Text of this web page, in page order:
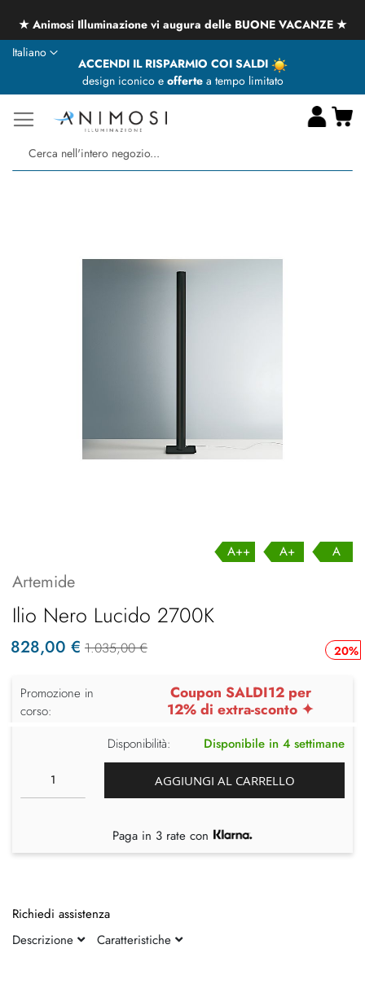
★ Animosi Illuminazione vi augura delle BUONE VACANZE ★
ACCENDI IL RISPARMIO COI SALDI
design iconico e offertea tempo limitato
Lingua
Italiano
A++ A+ A
Artemide
Ilio Nero Lucido 2700K
20%
828,00 € 1.035,00 €
Promozione in
corso:
Coupon SALDI12 per
12% di extra-sconto ✦
Disponibilità: Disponibile in 4 settimane
AGGIUNGI AL CARRELLO
Paga in 3 rate con
Richiedi assistenza
Descrizione
Caratteristiche